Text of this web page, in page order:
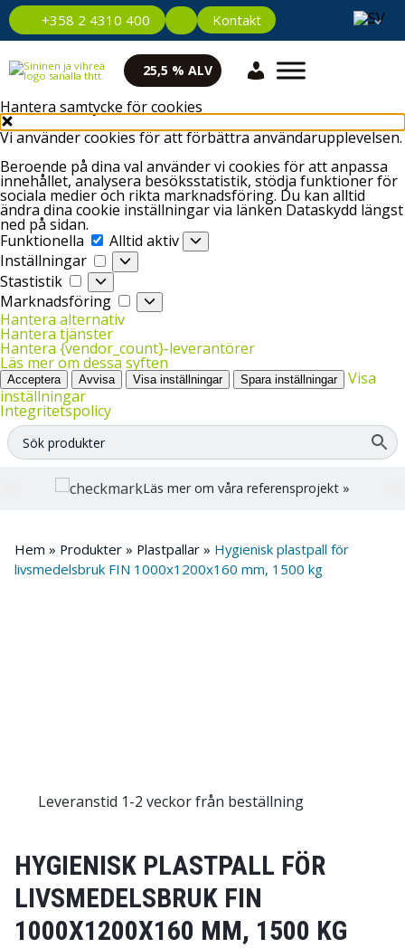
Hantera samtycke för cookies
Vi använder cookies för att förbättra användarupplevelsen.
Beroende på dina val använder vi cookies för att anpassa
innehållet, analysera besöksstatistik, stödja funktioner för
sociala medier och rikta marknadsföring. Du kan alltid
ändra dina cookie inställningar via länken Dataskydd längst
ned på sidan.
Funktionella
Funktionella
Alltid aktiv
Inställningar
Inställningar
Stastistik
Stastistik
Marknadsföring
Marknadsföring
Hantera alternativ
Hantera tjänster
Hantera {vendor_count}-leverantörer
Läs mer om dessa syften
Acceptera Avvisa Visa inställningar Spara inställningar
Visa
inställningar
Integritetspolicy
+358 2 4310 400 Kontakt
25,5 % ALV
Läs mer om våra referensprojekt »
Hem » Produkter » Plastpallar » Hygienisk plastpall för
livsmedelsbruk FIN 1000x1200x160 mm, 1500 kg
Leveranstid 1-2 veckor från beställning
HYGIENISK PLASTPALL FÖR
LIVSMEDELSBRUK FIN
1000X1200X160 MM, 1500 KG